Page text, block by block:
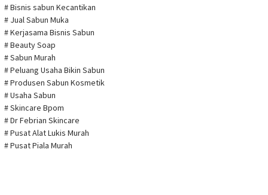
# Bisnis sabun Kecantikan
# Jual Sabun Muka
# Kerjasama Bisnis Sabun
# Beauty Soap
# Sabun Murah
# Peluang Usaha Bikin Sabun
# Produsen Sabun Kosmetik
# Usaha Sabun
# Skincare Bpom
# Dr Febrian Skincare
# Pusat Alat Lukis Murah
# Pusat Piala Murah